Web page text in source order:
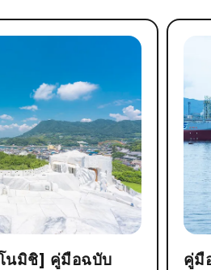
โนมิชิ] คู่มือฉบับ
คู่มื